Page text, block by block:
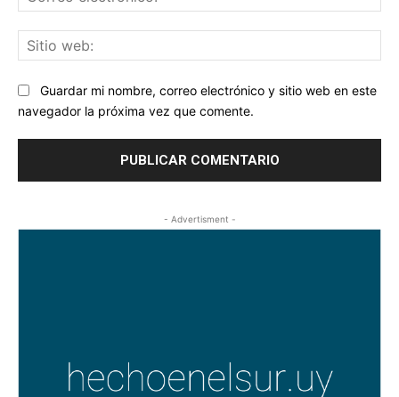
Guardar mi nombre, correo electrónico y sitio web en este
navegador la próxima vez que comente.
- Advertisment -